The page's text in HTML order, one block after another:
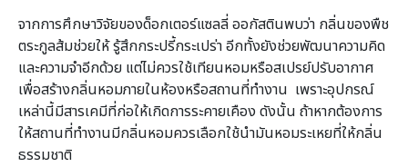
จากการศึกษาวิจัยของด็อกเตอร์แซลลี่ ออกัสตินพบว่า กลิ่นของพืช
ตระกูลส้มช่วยให้ รู้สึกกระปรี้กระเปร่า อีกทั้งยังช่วยพัฒนาความคิด
และความจำอีกด้วย แต่ไม่ควรใช้เทียนหอมหรือสเปรย์ปรับอากาศ
เพื่อสร้างกลิ่นหอมภายในห้องหรือสถานที่ทำงาน เพราะอุปกรณ์
เหล่านี้มีสารเคมีที่ก่อให้เกิดการระคายเคือง ดังนั้น ถ้าหากต้องการ
ให้สถานที่ทำงานมีกลิ่นหอมควรเลือกใช้นำมันหอมระเหยที่ให้กลิ่น
ธรรมชาติ